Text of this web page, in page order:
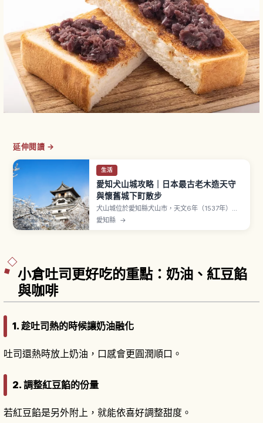
延伸閱讀 →
生活
愛知犬山城攻略｜日本最古老木造天守
與懷舊城下町散步
犬山城位於愛知縣犬山市，天文6年（1537年）由
織田信長叔父織田信康所築。天守為國寶，與姬路
城、松本城、彥根城、松江城並列國寶五城之一。
愛知縣 →
小倉吐司更好吃的重點：奶油、紅豆餡
與咖啡
1. 趁吐司熱的時候讓奶油融化
吐司還熱時放上奶油，口感會更圓潤順口。
2. 調整紅豆餡的份量
若紅豆餡是另外附上，就能依喜好調整甜度。